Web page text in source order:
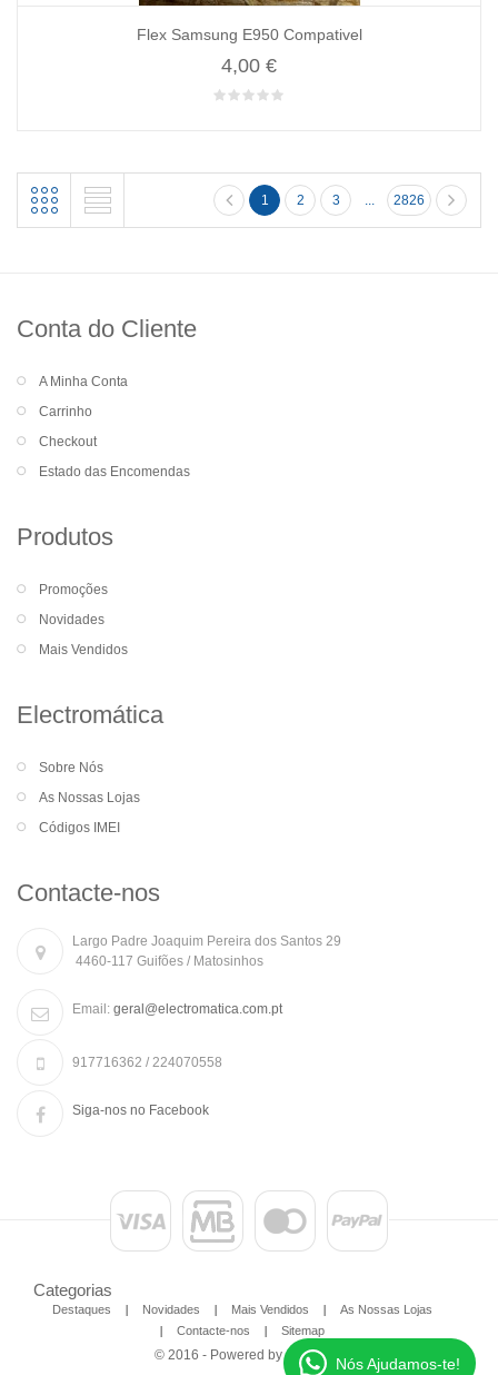
Flex Samsung E950 Compativel
4,00 €
1 2 3 ... 2826
Conta do Cliente
A Minha Conta
Carrinho
Checkout
Estado das Encomendas
Produtos
Promoções
Novidades
Mais Vendidos
Electromática
Sobre Nós
As Nossas Lojas
Códigos IMEI
Contacte-nos
Largo Padre Joaquim Pereira dos Santos 29
4460-117 Guifões / Matosinhos
Email: geral@electromatica.com.pt
917716362 / 224070558
Siga-nos no Facebook
Categorias
Destaques Novidades Mais Vendidos
As Nossas Lojas
Contacte-nos
Sitemap
© 2016 - Powered by100site.ptNós Ajudamos-te!